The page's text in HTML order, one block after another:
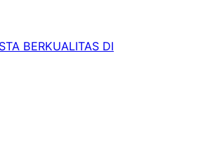
BERKUALITAS DI